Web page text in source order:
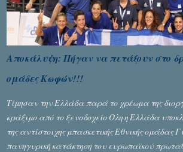
Αποκάλυψη: Πήγαν να πετάξουν στο
ομάδες Κωφών!!!
Τίμησαν την Ελλάδα παρά το χρέωμα της
κράξιμο από το ξενοδοχείο Όλη η Ελλάδα
της αντίστοιχης μπασκετικής Εθνικής ομάδας
πανηγυρική κατάκτηση του ευρωπαϊκού